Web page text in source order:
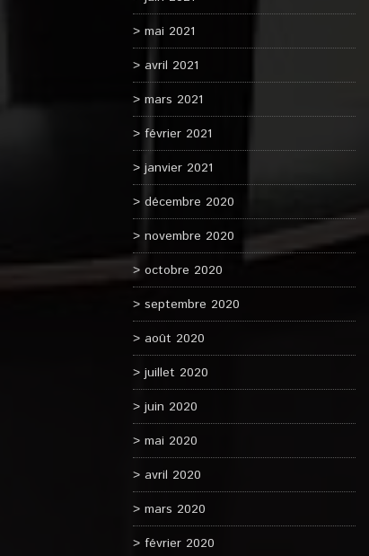
mai 2021
avril 2021
mars 2021
février 2021
janvier 2021
décembre 2020
novembre 2020
octobre 2020
septembre 2020
août 2020
juillet 2020
juin 2020
mai 2020
avril 2020
mars 2020
février 2020